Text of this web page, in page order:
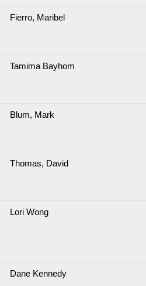
Fierro, Maribel
Tamima Bayhom
Blum, Mark
Thomas, David
Lori Wong
Dane Kennedy